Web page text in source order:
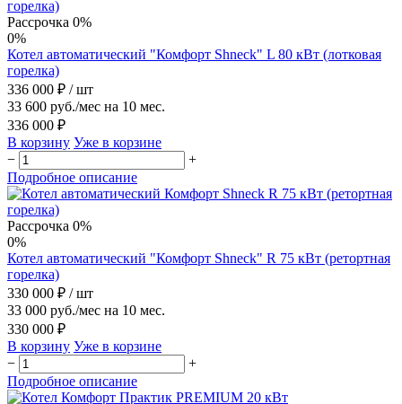
Рассрочка 0%
0%
Котел автоматический "Комфорт Shneck" L 80 кВт (лотковая
горелка)
336 000 ₽ / шт
33 600 руб./мес на 10 мес.
336 000 ₽
В корзину Уже в корзине
−
+
Подробное описание
Рассрочка 0%
0%
Котел автоматический "Комфорт Shneck" R 75 кВт (ретортная
горелка)
330 000 ₽ / шт
33 000 руб./мес на 10 мес.
330 000 ₽
В корзину Уже в корзине
−
+
Подробное описание